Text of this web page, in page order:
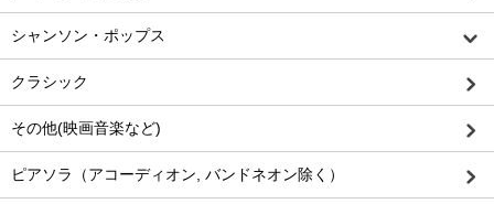
シャンソン・ポップス
クラシック
その他(映画音楽など)
ピアソラ（アコーディオン, バンドネオン除く）